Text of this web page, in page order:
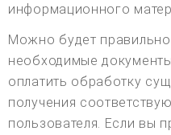
информационного
Можно будет
необходимые
оплатить обработку
получения
пользователя. Если вы